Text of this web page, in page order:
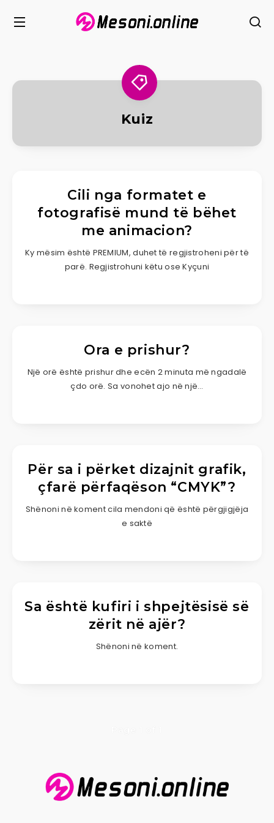
Kuiz
Cili nga formatet e
fotografisë mund të bëhet
me animacion?
Ky mësim është PREMIUM, duhet të regjistroheni për të
parë. Regjistrohuni këtu ose Kyçuni
Ora e prishur?
Një orë është prishur dhe ecën 2 minuta më ngadalë
çdo orë. Sa vonohet ajo në një…
Për sa i përket dizajnit grafik,
çfarë përfaqëson “CMYK”?
Shënoni në koment cila mendoni që është përgjigjëja
e saktë
Sa është kufiri i shpejtësisë së
zërit në ajër?
Shënoni në koment.